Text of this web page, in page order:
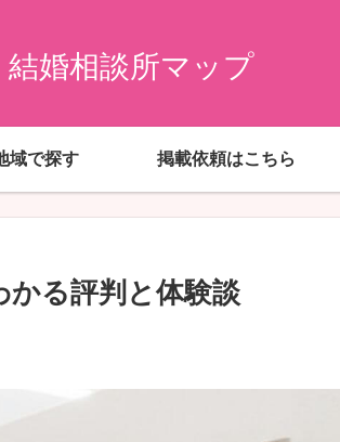
結婚相談所マップ
域で探す 掲載依頼はこちら
る評判と体験談